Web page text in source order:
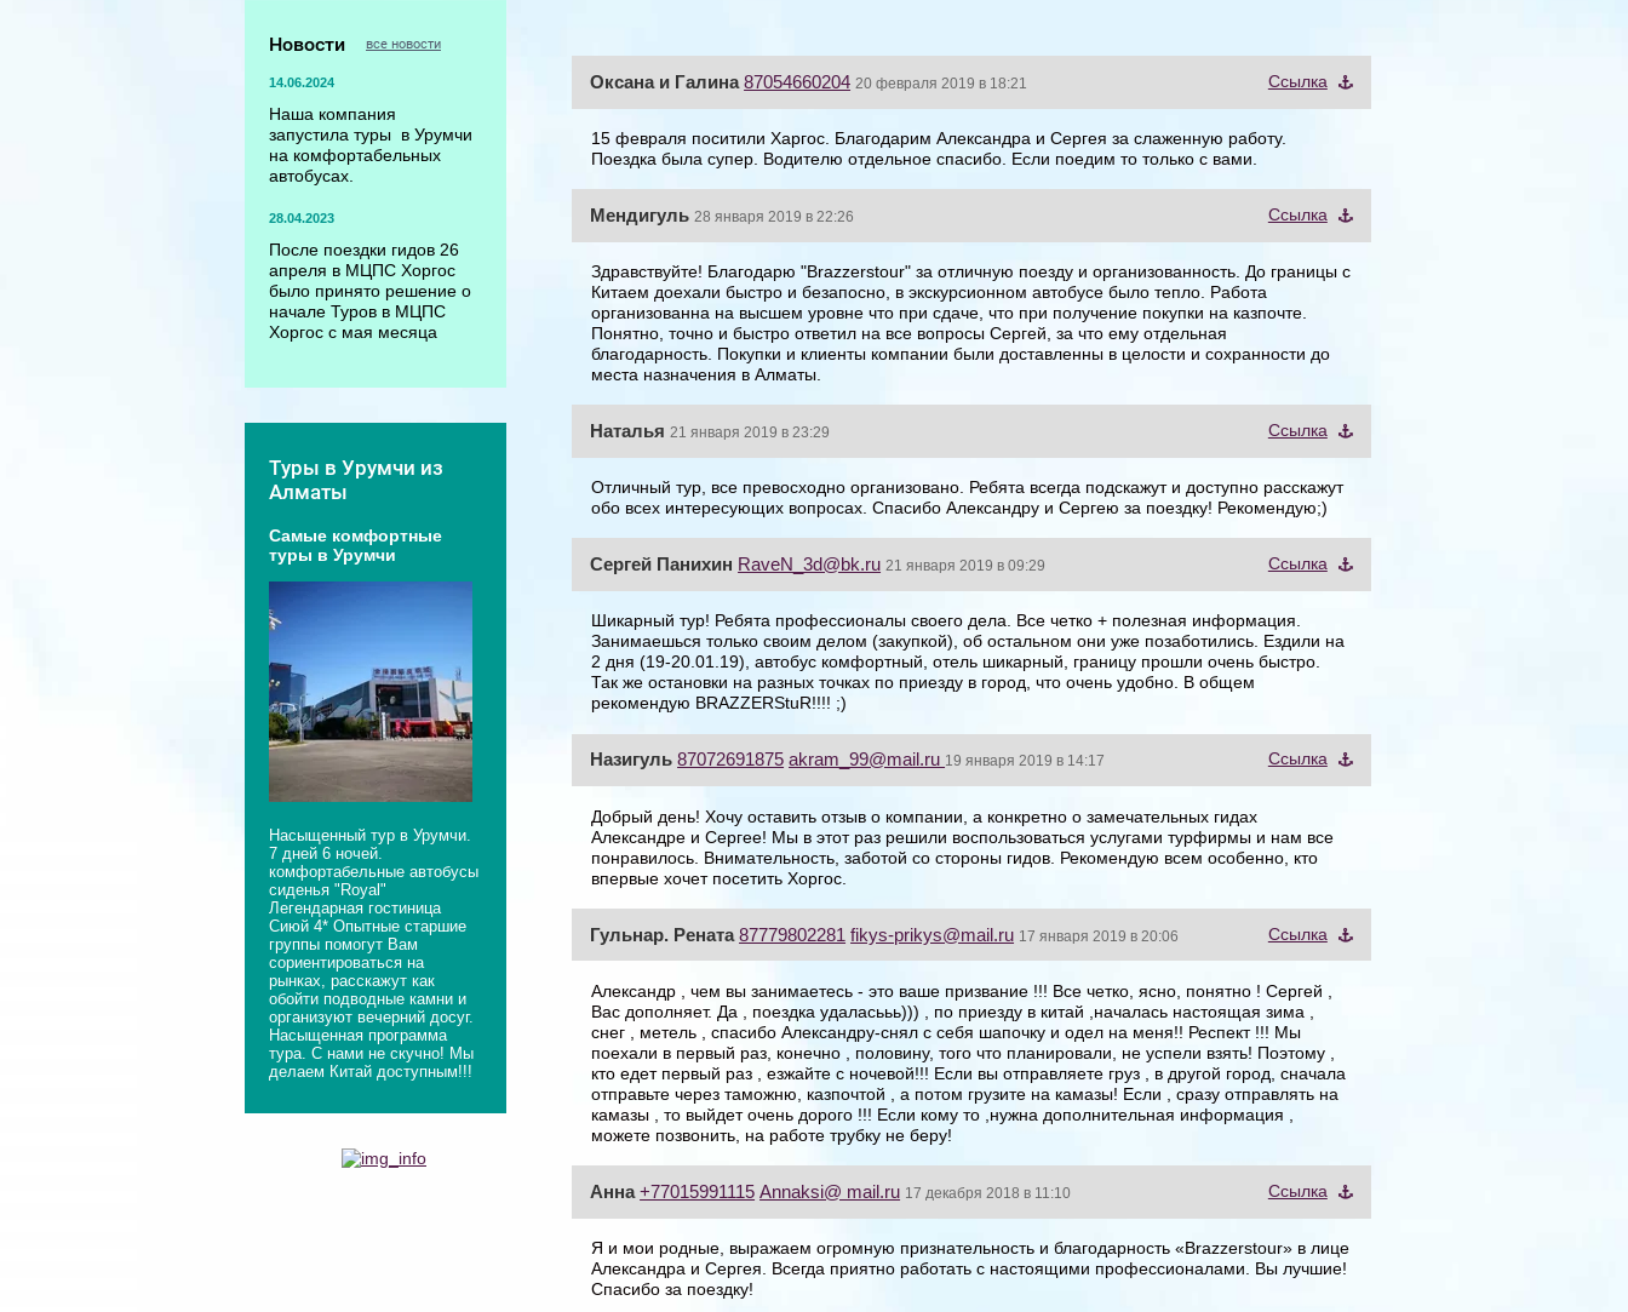
Новости все новости
14.06.2024
Наша компания
запустила туры в Урумчи
на комфортабельных
автобусах.
28.04.2023
После поездки гидов 26
апреля в МЦПС Хоргос
было принято решение о
начале Туров в МЦПС
Хоргос с мая месяца
Туры в Урумчи из
Алматы
Самые комфортные
туры в Урумчи
Насыщенный тур в Урумчи.
7 дней 6 ночей.
комфортабельные автобусы
сиденья "Royal"
Легендарная гостиница
Сиюй 4* Опытные старшие
группы помогут Вам
сориентироваться на
рынках, расскажут как
обойти подводные камни и
организуют вечерний досуг.
Насыщенная программа
тура. С нами не скучно! Мы
делаем Китай доступным!!!
Оксана и Галина 87054660204 20 февраля 2019 в 18:21 Cсылка
15 февраля поситили Харгос. Благодарим Александра и Сергея за слаженную работу.
Поездка была супер. Водителю отдельное спасибо. Если поедим то только с вами.
Мендигуль 28 января 2019 в 22:26 Cсылка
Здравствуйте! Благодарю "Brazzerstour" за отличную поезду и организованность. До границы с
Китаем доехали быстро и безапосно, в экскурсионном автобусе было тепло. Работа
организованна на высшем уровне что при сдаче, что при получение покупки на казпочте.
Понятно, точно и быстро ответил на все вопросы Сергей, за что ему отдельная
благодарность. Покупки и клиенты компании были доставленны в целости и сохранности до
места назначения в Алматы.
Наталья 21 января 2019 в 23:29 Cсылка
Отличный тур, все превосходно организовано. Ребята всегда подскажут и доступно расскажут
обо всех интересующих вопросах. Спасибо Александру и Сергею за поездку! Рекомендую;)
Сергей Панихин RaveN_3d@bk.ru 21 января 2019 в 09:29 Cсылка
Шикарный тур! Ребята профессионалы своего дела. Все четко + полезная информация.
Занимаешься только своим делом (закупкой), об остальном они уже позаботились. Ездили на
2 дня (19-20.01.19), автобус комфортный, отель шикарный, границу прошли очень быстро.
Так же остановки на разных точках по приезду в город, что очень удобно. В общем
рекомендую BRAZZERStuR!!!! ;)
Назигуль 87072691875 akram_99@mail.ru 19 января 2019 в 14:17 Cсылка
Добрый день! Хочу оставить отзыв о компании, а конкретно о замечательных гидах
Александре и Сергее! Мы в этот раз решили воспользоваться услугами турфирмы и нам все
понравилось. Внимательность, заботой со стороны гидов. Рекомендую всем особенно, кто
впервые хочет посетить Хоргос.
Гульнар. Рената 87779802281 fikys-prikys@mail.ru 17 января 2019 в 20:06 Cсылка
Александр , чем вы занимаетесь - это ваше призвание !!! Все четко, ясно, понятно ! Сергей ,
Вас дополняет. Да , поездка удаласььь))) , по приезду в китай ,началась настоящая зима ,
снег , метель , спасибо Александру-снял с себя шапочку и одел на меня!! Респект !!! Мы
поехали в первый раз, конечно , половину, того что планировали, не успели взять! Поэтому ,
кто едет первый раз , езжайте с ночевой!!! Если вы отправляете груз , в другой город, сначала
отправьте через таможню, казпочтой , а потом грузите на камазы! Если , сразу отправлять на
камазы , то выйдет очень дорого !!! Если кому то ,нужна дополнительная информация ,
можете позвонить, на работе трубку не беру!
Анна +77015991115 Annaksi@ mail.ru 17 декабря 2018 в 11:10 Cсылка
Я и мои родные, выражаем огромную признательность и благодарность «Brazzerstour» в лице
Александра и Сергея. Всегда приятно работать с настоящими профессионалами. Вы лучшие!
Спасибо за поездку!